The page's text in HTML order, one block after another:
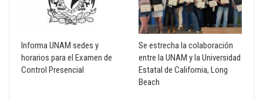
Informa UNAM sedes y
horarios para el Examen de
Control Presencial
Se estrecha la colaboración
entre la UNAM y la Universidad
Estatal de California, Long
Beach